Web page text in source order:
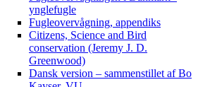
ynglefugle
Fugleovervågning, appendiks
Citizens, Science and Bird
conservation (Jeremy J. D.
Greenwood)
Dansk version – sammenstillet af Bo